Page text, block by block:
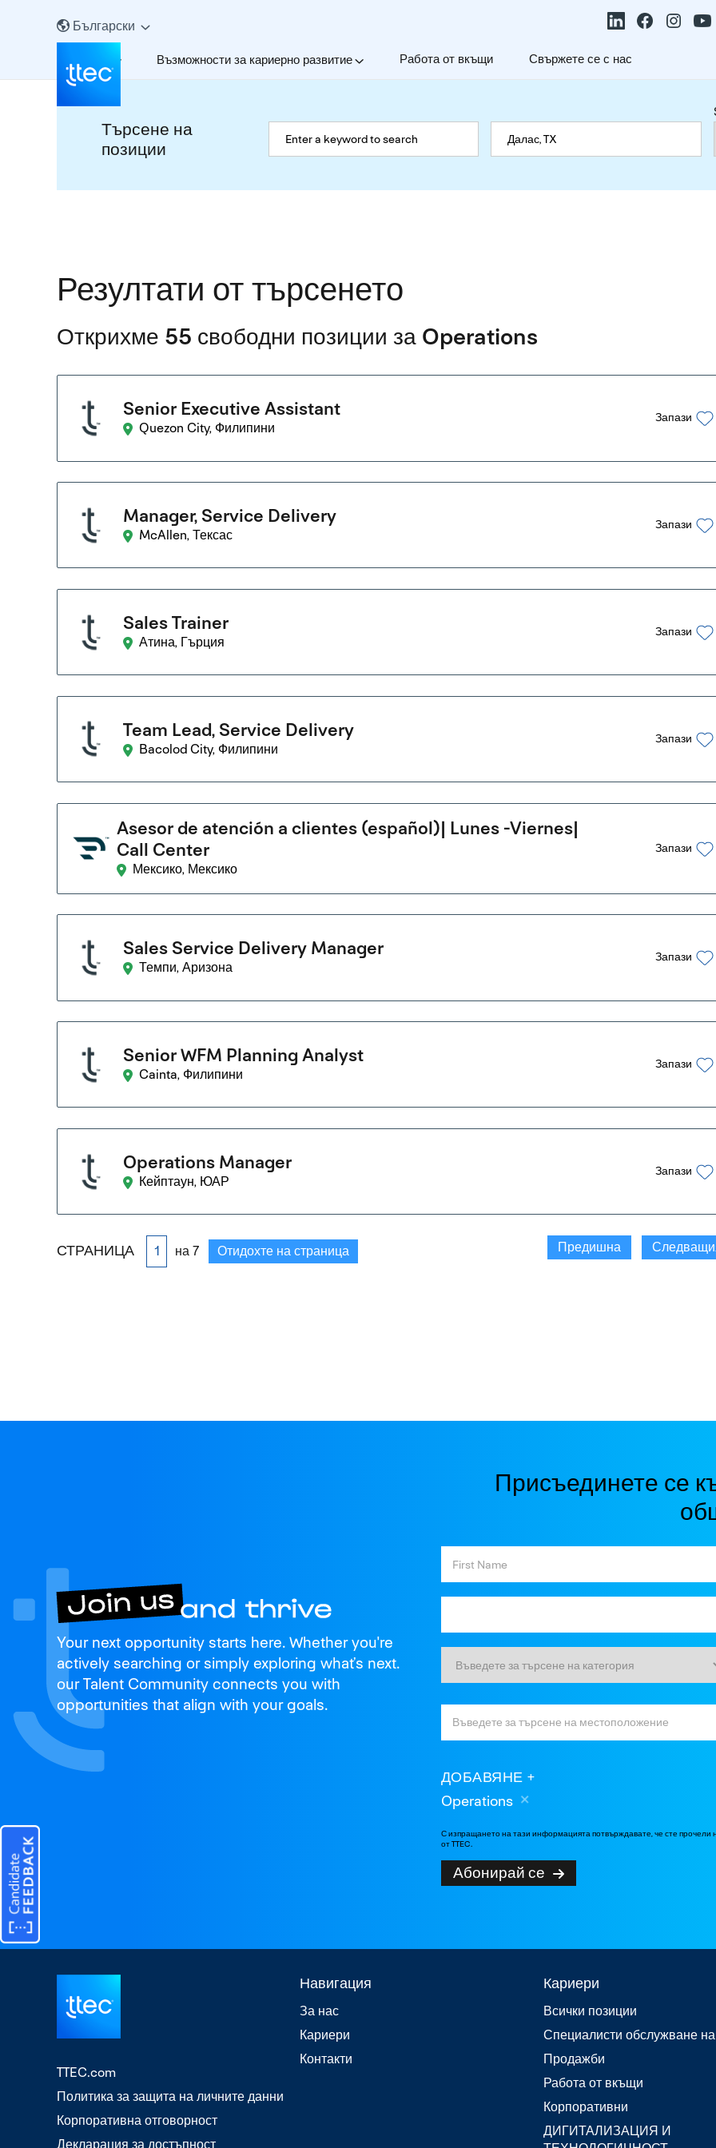
Български
За нас Възможности за кариерно развитие Работа от вкъщи Свържете се с нас
Търсене на
позиции
Резултати от търсенето
Открихме 55 свободни позиции за Operations
Senior Executive Assistant
Quezon City, Филипини
Запази
Manager, Service Delivery
McAllen, Тексас
Запази
Sales Trainer
Атина, Гърция
Запази
Team Lead, Service Delivery
Bacolod City, Филипини
Запази
Asesor de atención a clientes (español)| Lunes -Viernes|
Call Center
Мексико, Мексико
Запази
Sales Service Delivery Manager
Темпи, Аризона
Запази
Senior WFM Planning Analyst
Cainta, Филипини
Запази
Operations Manager
Кейптаун, ЮАР
Запази
СТРАНИЦА на 7 Отидохте на страница Предишна
Join us
and thrive
Your next opportunity starts here. Whether you're
actively searching or simply exploring what’s next.
our Talent Community connects you with
opportunities that align with your goals.
Присъединете се
ДОБАВЯНЕ
Operations
С изпращането на тази информацията потвърждавате, че сте
от TTEC.
Абонирай се
TTEC.com
Политика за защита на личните данни
Корпоративна отговорност
Декларация за достъпност
Навигация
За нас
Кариери
Контакти
Кариери
Всички позиции
Специалисти обслужване
Продажби
Работа от вкъщи
Корпоративни
ДИГИТАЛИЗАЦИЯ И